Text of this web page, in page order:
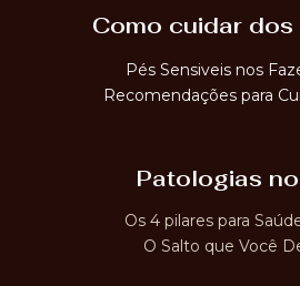
Como cuidar dos
Pés Sensiveis nos
Recomendações para
Patologias
Os 4 pilares para
O Salto que Você